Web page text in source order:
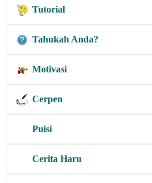
Tutorial
Tahukah Anda?
Motivasi
Cerpen
Puisi
Cerita Haru